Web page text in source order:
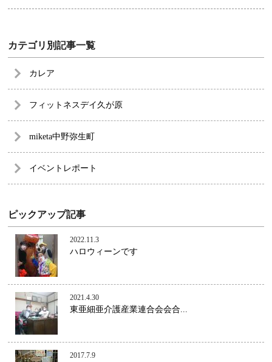
カテゴリ別記事一覧
カレア
フィットネスデイ久が原
miketa中野弥生町
イベントレポート
ピックアップ記事
2022.11.3
ハロウィーンです
2021.4.30
東亜細亜介護産業連合会会合...
2017.7.9